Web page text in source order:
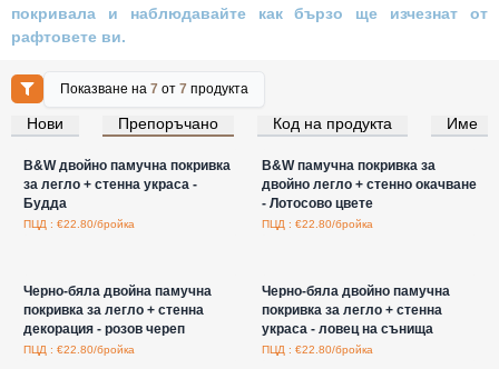
покривала и наблюдавайте как бързо ще изчезнат от
рафтовете ви.
Показване на7 от7 продукта
Нови Препоръчано Код на продукта Име
Влезте за цени на едро
B&W двойно памучна покривка
за легло + стенна украса -
Будда
ПЦД : €22.80/бройка
Влезте за цени на едро
B&W памучна покривка за
двойно легло + стенно окачване
- Лотосово цвете
ПЦД : €22.80/бройка
Черно-бяла двойна памучна
покривка за легло + стенна
декорация - розов череп
ПЦД : €22.80/бройка
Черно-бяла двойно памучна
покривка за легло + стенна
украса - ловец на сънища
ПЦД : €22.80/бройка